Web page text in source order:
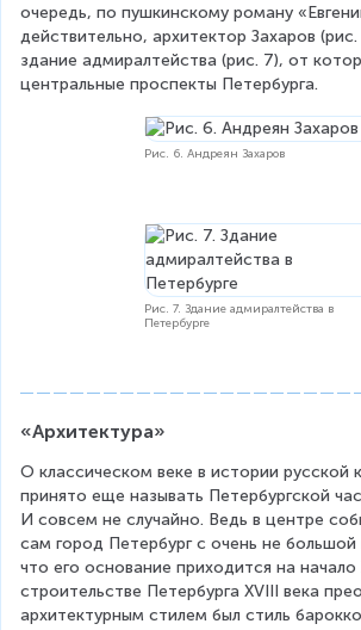
очередь, по пушкинскому роману
действительно, архитектор Захаров (рис.
здание адмиралтейства (рис. 7), от
центральные проспекты Петербурга.
Рис. 6. Андреян Захаров
Рис. 7. Здание адмиралтейства в
Петербурге
«Архитектура»
О классическом веке в истории русской
принято еще называть Петербургской
И совсем не случайно. Ведь в центре
сам город Петербург с очень не
что его основание приходится на начало
строительстве Петербурга XVIII века
архитектурным стилем был стиль